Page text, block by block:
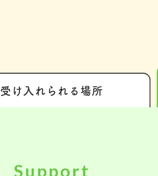
受け入れられる場所
Support